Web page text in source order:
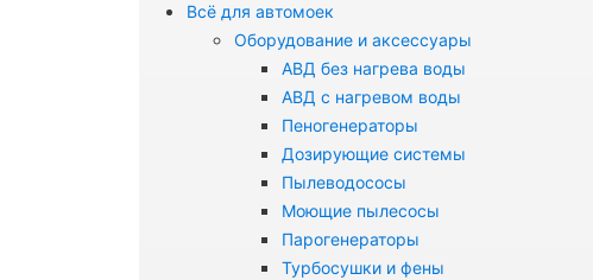
Всё для автомоек
Оборудование и аксессуары
АВД без нагрева воды
АВД с нагревом воды
Пеногенераторы
Дозирующие системы
Пылеводососы
Моющие пылесосы
Парогенераторы
Турбосушки и фены